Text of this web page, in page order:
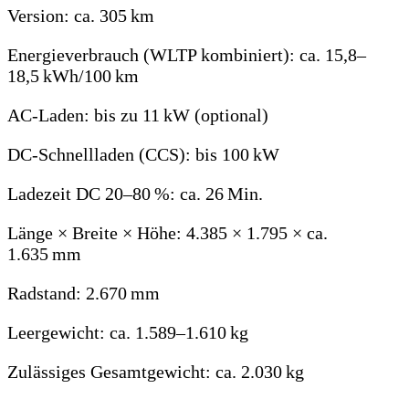
Version: ca. 305 km
Energieverbrauch (WLTP kombiniert): ca. 15,8–
18,5 kWh/100 km
AC‑Laden: bis zu 11 kW (optional)
DC‑Schnellladen (CCS): bis 100 kW
Ladezeit DC 20–80 %: ca. 26 Min.
Länge × Breite × Höhe: 4.385 × 1.795 × ca.
1.635 mm
Radstand: 2.670 mm
Leergewicht: ca. 1.589–1.610 kg
Zulässiges Gesamtgewicht: ca. 2.030 kg